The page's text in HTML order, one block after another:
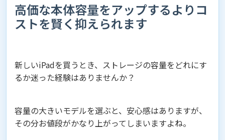
高価な本体容量をアップするよりコ
ストを賢く抑えられます
新しいiPadを買うとき、ストレージの容量をどれにす
るか迷った経験はありませんか？
容量の大きいモデルを選ぶと、安心感はありますが、
その分お値段がかなり上がってしまいますよね。